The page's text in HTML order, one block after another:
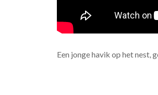
Een jonge havik op het nest,